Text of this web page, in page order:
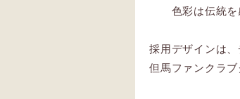
色彩は伝統を
採用デザインは
但馬ファンクラ